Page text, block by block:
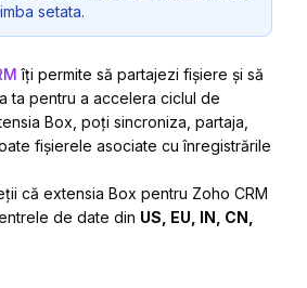
setata.
îți permite să partajezi fișiere și să
ta pentru a accelera ciclul de
Box, poți sincroniza, partaja,
fișierele asociate cu înregistrările
că extensia Box pentru Zoho CRM
de date din US, EU, IN, CN,